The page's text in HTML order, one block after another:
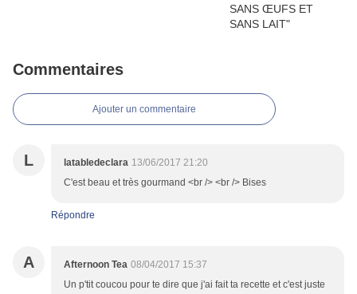
Commentaires
Ajouter un commentaire
L latabledeclara 13/06/2017 21:20
C'est beau et très gourmand <br /> <br /> Bises
Répondre
A Afternoon Tea 08/04/2017 15:37
Un p'tit coucou pour te dire que j'ai fait ta recette et c'est juste